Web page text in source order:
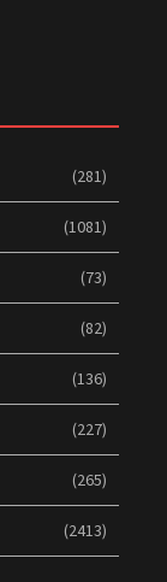
(281)
(1081)
(73)
(82)
(136)
(227)
(265)
(2413)